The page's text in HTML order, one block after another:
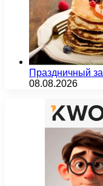
Праздничный
08.08.2026